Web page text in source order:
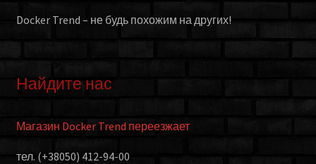
Docker Trend – не будь похожим на других!
Найдите нас
Магазин Docker Trend переезжает
тел. (+38050) 412-94-00